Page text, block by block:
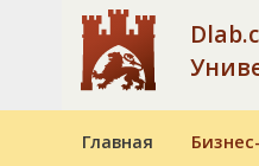
Главная